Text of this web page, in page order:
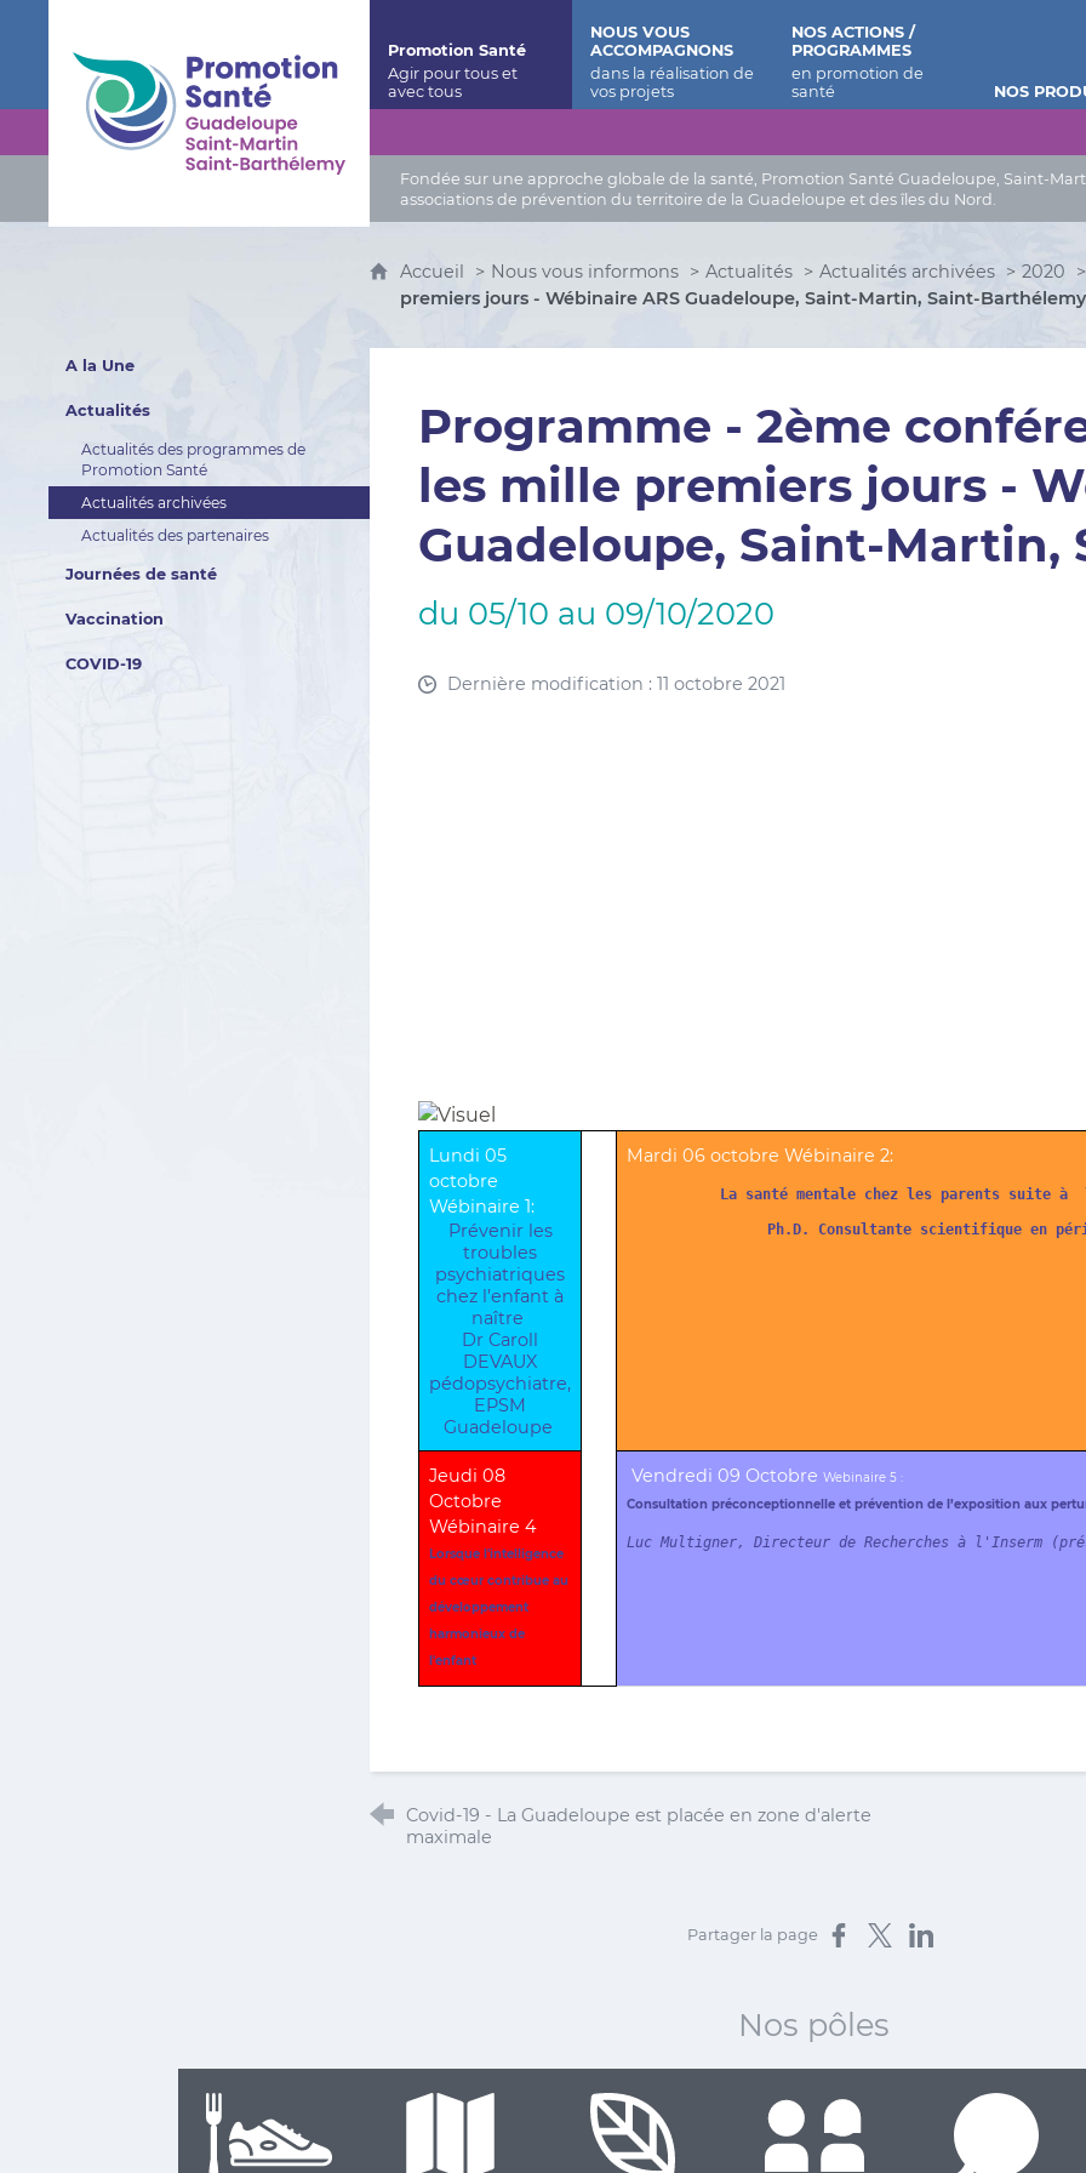
Fondée sur une approche globale de la santé, Promotion Santé Guadeloupe, Saint-
associations de prévention du territoire de la Guadeloupe et des îles du Nord.
Promotion Santé
NOUS VOUS
ACCOMPAGNONS
NOS ACTIONS /
PROGRAMMES
NOS
A la Une
Actualités
Actualités des programmes de
Promotion Santé
Actualités archivées
Actualités des partenaires
Journées de santé
Vaccination
COVID-19
Accueil Nous vous informons Actualités Actualités archivées 2020
premiers jours - Wébinaire ARS Guadeloupe, Saint-Martin, Saint-Barthélemy
Programme - 2ème
les mille premiers jours -
Guadeloupe, Saint-
du 05/10 au 09/10/2020
Dernière modification : 11 octobre 2021
Lundi 05
octobre
Wébinaire 1:
Prévenir les
troubles
psychiatriques
chez l’enfant à
naître
Dr Caroll
DEVAUX
pédopsychiatre,
EPSM
Guadeloupe
Mardi 06 octobre Wébinaire 2:
La santé mentale chez les parents suite à
Ph.D. Consultante scientifique en
Jeudi 08
Octobre
Wébinaire 4
Lorsque l'intelligence
du cœur contribue au
développement
harmonieux de
l'enfant
Vendredi 09 OctobreWebinaire 5 :
Consultation préconceptionnelle et prévention de l’expositionaux
Luc Multigner, Directeur de Recherches à l'Inserm
Covid-19 - La Guadeloupe est placée en zone d'alerte
maximale
Partager la page Partager sur Facebook
Partager sur X
Partager sur LinkedIn
Nos pôles